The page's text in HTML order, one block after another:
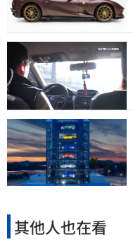
其他人也在看